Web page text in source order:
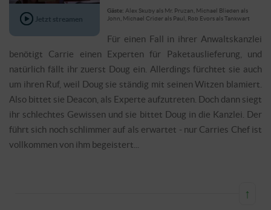
Jetzt streamen
Gäste: Alex Skuby als Mr. Pruzan, Michael Blieden als
John, Michael Crider als Paul, Rob Evors als Tankwart
Für einen Fall in ihrer Anwaltskanzlei
benötigt Carrie einen Experten für Paketauslieferung, und
natürlich fällt ihr zuerst Doug ein. Allerdings fürchtet sie auch
um ihren Ruf, weil Doug sie ständig mit seinen Witzen blamiert.
Also bittet sie Deacon, als Experte aufzutreten. Doch dann siegt
ihr schlechtes Gewissen und sie bittet Doug in die Kanzlei. Der
führt sich noch schlimmer auf als erwartet - nur Carries Chef ist
vollkommen von ihm begeistert...
↑